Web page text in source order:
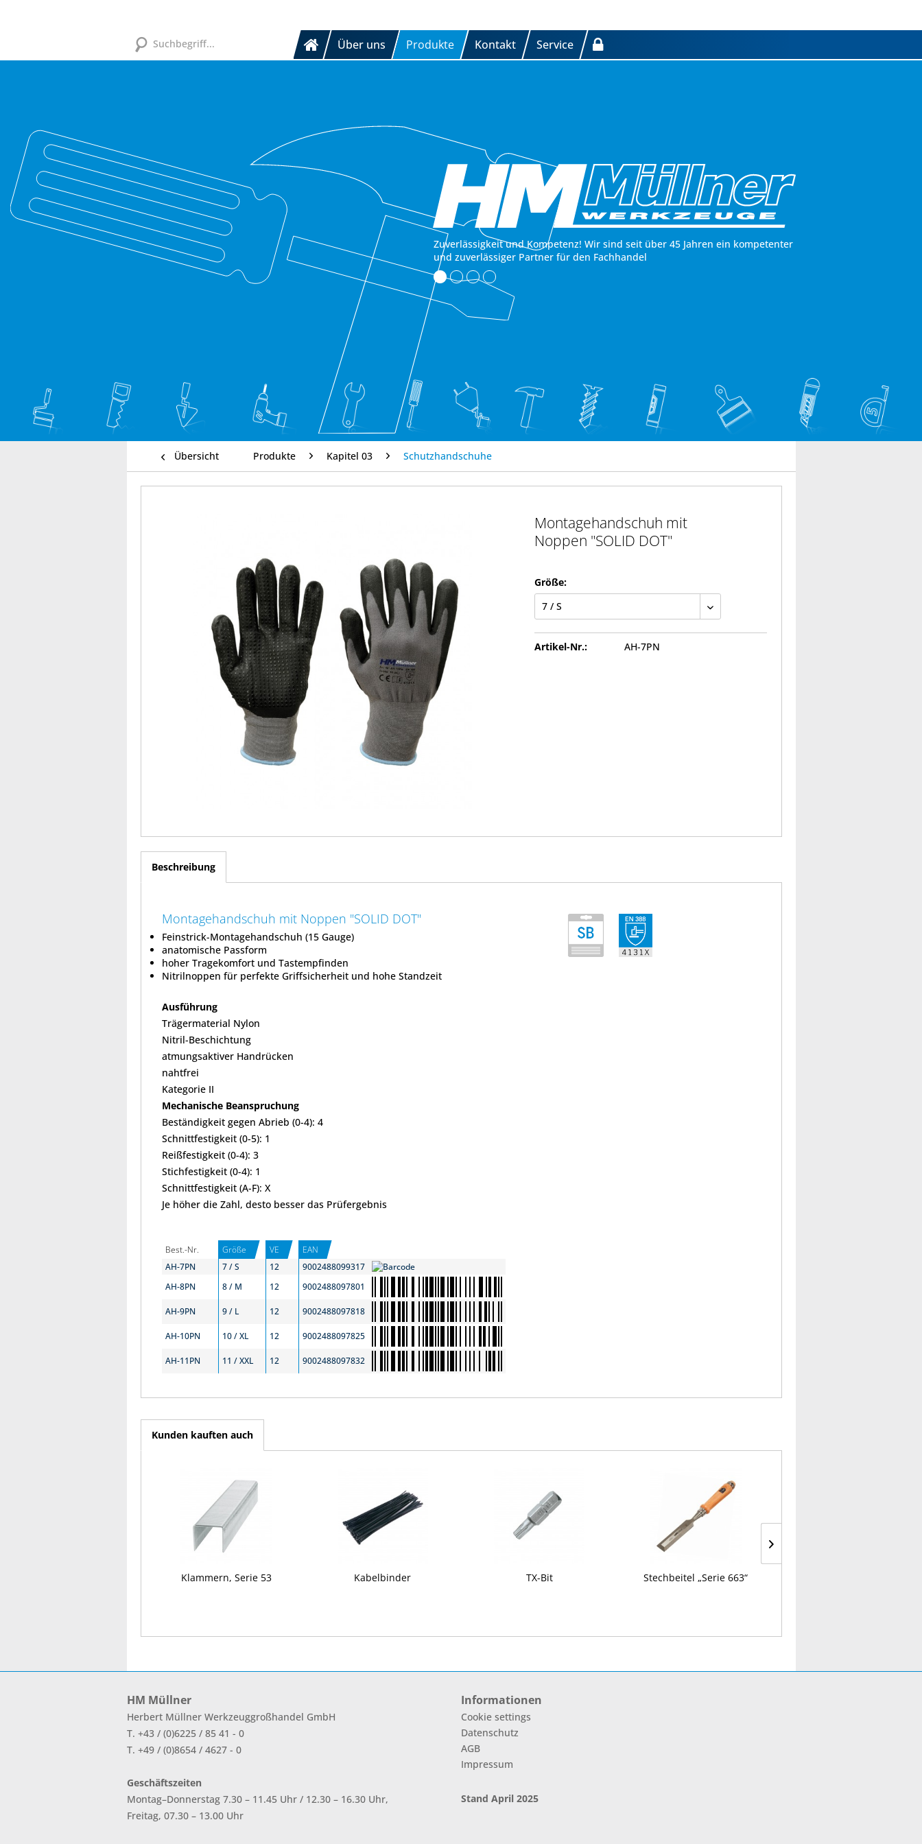
Über uns Produkte Kontakt Service
Zuverlässigkeit und Kompetenz! Wir sind seit über 45 Jahren ein kompetenter
und zuverlässiger Partner für den Fachhandel
Übersicht Produkte Kapitel 03 Schutzhandschuhe
Montagehandschuh mit
Noppen "SOLID DOT"
Größe:
Artikel-Nr.: AH-7PN
Beschreibung
Montagehandschuh mit Noppen "SOLID DOT"
Feinstrick-Montagehandschuh (15 Gauge)
anatomische Passform
hoher Tragekomfort und Tastempfinden
Nitrilnoppen für perfekte Griffsicherheit und hohe Standzeit
Ausführung
Trägermaterial Nylon
Nitril-Beschichtung
atmungsaktiver Handrücken
nahtfrei
Kategorie II
Mechanische Beanspruchung
Beständigkeit gegen Abrieb (0-4): 4
Schnittfestigkeit (0-5): 1
Reißfestigkeit (0-4): 3
Stichfestigkeit (0-4): 1
Schnittfestigkeit (A-F): X
Je höher die Zahl, desto besser das Prüfergebnis
Best.-Nr. Größe VE
EAN
AH-7PN
7 / S 12
9002488099317
AH-8PN
8 / M 12 9002488097801
AH-9PN 9 / L 12 9002488097818
AH-10PN 10 / XL 12 9002488097825
AH-11PN 11 / XXL 12 9002488097832
Kunden kauften auch
Klammern, Serie 53 Kabelbinder TX-Bit Stechbeitel „Serie 663“
HM Müllner
Herbert Müllner Werkzeuggroßhandel GmbH
T. +43 / (0)6225 / 85 41 - 0
T. +49 / (0)8654 / 4627 - 0
Geschäftszeiten
Montag–Donnerstag 7.30 – 11.45 Uhr / 12.30 – 16.30 Uhr,
Freitag, 07.30 – 13.00 Uhr
Informationen
Cookie settings
Datenschutz
AGB
Impressum
Stand April 2025